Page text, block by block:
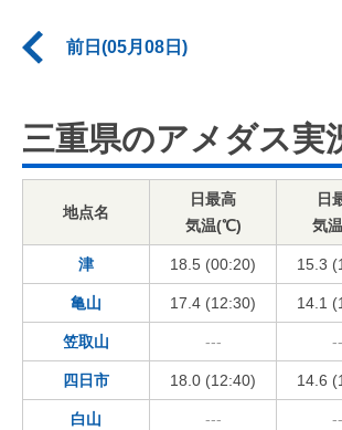
前日(05月08日)
三重県のアメダス実
地点名
日最高
気温(℃)
日
気
津 18.5 (00:20) 15.3
亀山 17.4 (12:30) 14.1
笠取山 ---
四日市 18.0 (12:40) 14.6
白山 ---